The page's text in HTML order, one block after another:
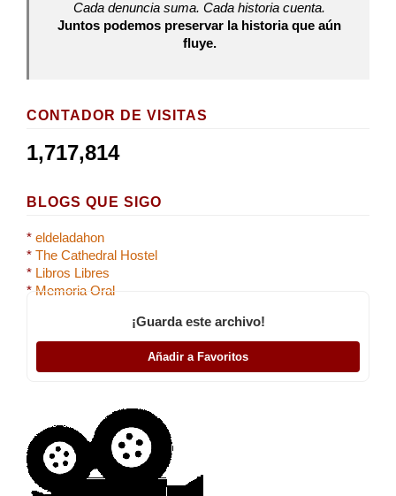
Cada denuncia suma. Cada historia cuenta.
Juntos podemos preservar la historia que aún
fluye.
CONTADOR DE VISITAS
1,717,814
BLOGS QUE SIGO
* eldeladahon
* The Cathedral Hostel
* Libros Libres
* Memoria Oral
¡Guarda este archivo!
Añadir a Favoritos